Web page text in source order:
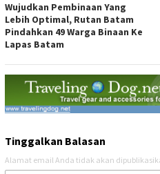
Wujudkan Pembinaan Yang
Lebih Optimal, Rutan Batam
Pindahkan 49 Warga Binaan Ke
Lapas Batam
Tinggalkan Balasan
Alamat email Anda tidak akan